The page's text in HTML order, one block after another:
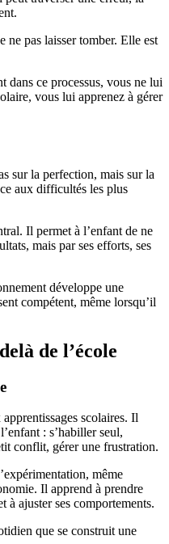
ne pas laisser tomber. Elle est
dans ce processus, vous ne lui
vous lui apprenez à gérer
sur la perfection, mais sur la
aux difficultés les plus
Il permet à l’enfant de ne
mais par ses efforts, ses
développe une
compétent, même lorsqu’il
de l’école
scolaires. Il
: s’habiller seul,
conflit, gérer une frustration.
même
Il apprend à prendre
à ajuster ses comportements.
que se construit une